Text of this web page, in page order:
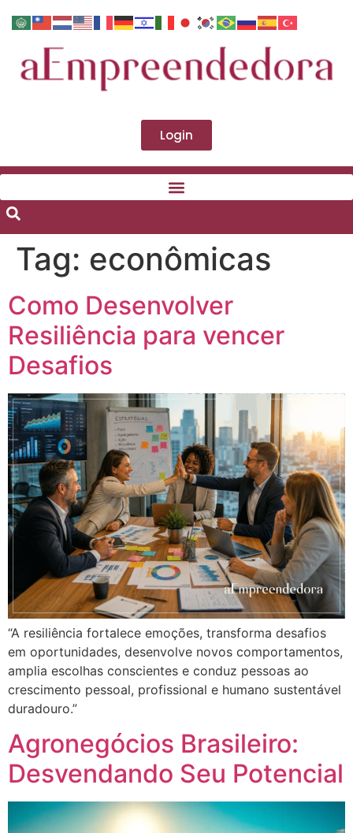
Login
Tag: econômicas
Como Desenvolver
Resiliência para vencer
Desafios
“A resiliência fortalece emoções, transforma desafios
em oportunidades, desenvolve novos comportamentos,
amplia escolhas conscientes e conduz pessoas ao
crescimento pessoal, profissional e humano sustentável
duradouro.”
Agronegócios Brasileiro:
Desvendando Seu Potencial